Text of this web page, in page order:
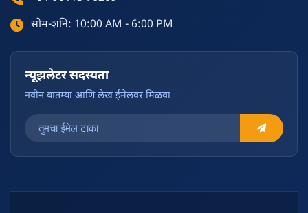
सोम-शनि: 10:00 AM - 6:00 PM
न्यूझलेटर सदस्यता
नवीन बातम्या आणि लेख ईमेलवर मिळवा